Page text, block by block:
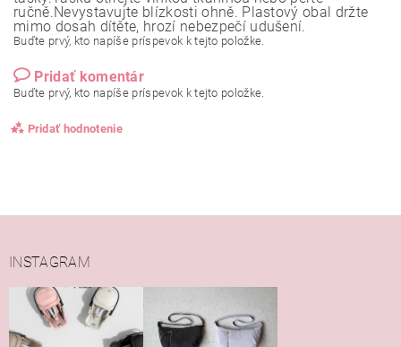
ručně.Nevystavujte blízkosti ohně. Plastový obal držte
mimo dosah dítěte, hrozí nebezpečí udušení.
Buďte prvý, kto napíše príspevok k tejto položke.
Pridať komentár
Buďte prvý, kto napíše príspevok k tejto položke.
Pridať hodnotenie
INSTAGRAM